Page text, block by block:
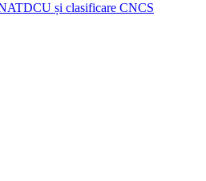
și clasificare CNCS